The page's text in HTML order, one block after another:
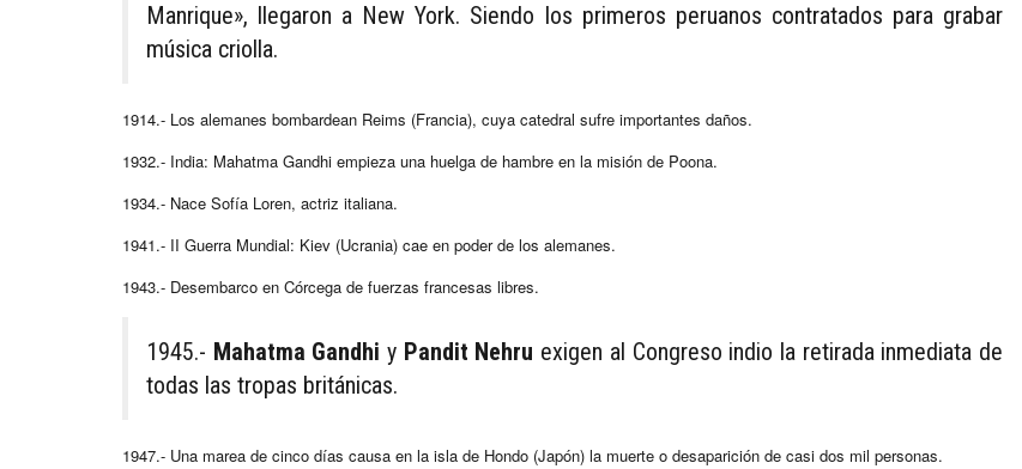
Manrique», llegaron a New York. Siendo los primeros peruanos contratados para grabar
música criolla.
1914.- Los alemanes bombardean Reims (Francia), cuya catedral sufre importantes daños.
1932.- India: Mahatma Gandhi empieza una huelga de hambre en la misión de Poona.
1934.- Nace Sofía Loren, actriz italiana.
1941.- II Guerra Mundial: Kiev (Ucrania) cae en poder de los alemanes.
1943.- Desembarco en Córcega de fuerzas francesas libres.
1945.- Mahatma Gandhi y Pandit Nehru exigen al Congreso indio la retirada inmediata de
todas las tropas británicas.
1947.- Una marea de cinco días causa en la isla de Hondo (Japón) la muerte o desaparición de casi dos mil personas.